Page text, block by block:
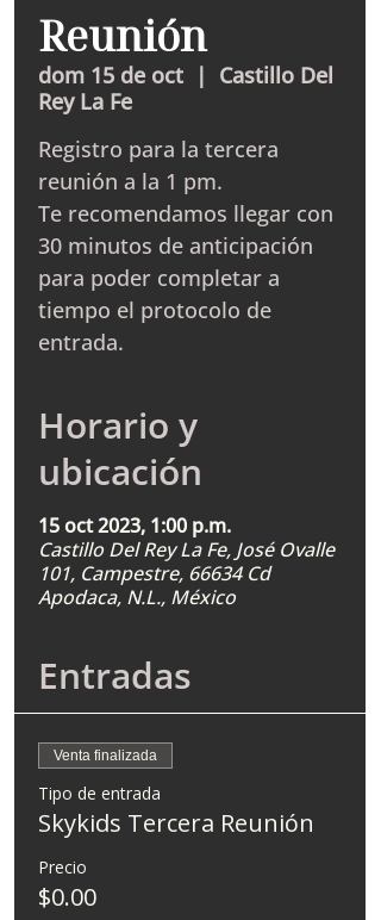
Reunión
dom 15 de oct
  |
Castillo Del
Rey La Fe
Registro para la tercera
reunión a la 1 pm.
Te recomendamos llegar con
30 minutos de anticipación
para poder completar a
tiempo el protocolo de
entrada.
Horario y
ubicación
15 oct 2023, 1:00 p.m.
Castillo Del Rey La Fe, José Ovalle
101, Campestre, 66634 Cd
Apodaca, N.L., México
Entradas
Venta finalizada
Tipo de entrada
Skykids Tercera Reunión
Precio
$0.00